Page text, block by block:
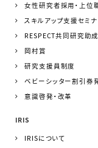
女性研究者採用・上位
スキルアップ支援セミ
RESPECT共同研究助成
岡村賞
研究支援員制度
ベビーシッター割引券
意識啓発・改革
IRIS
IRISについて